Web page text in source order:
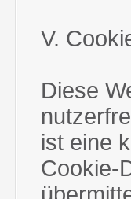
V.
Diese
ist eine
Cookie-